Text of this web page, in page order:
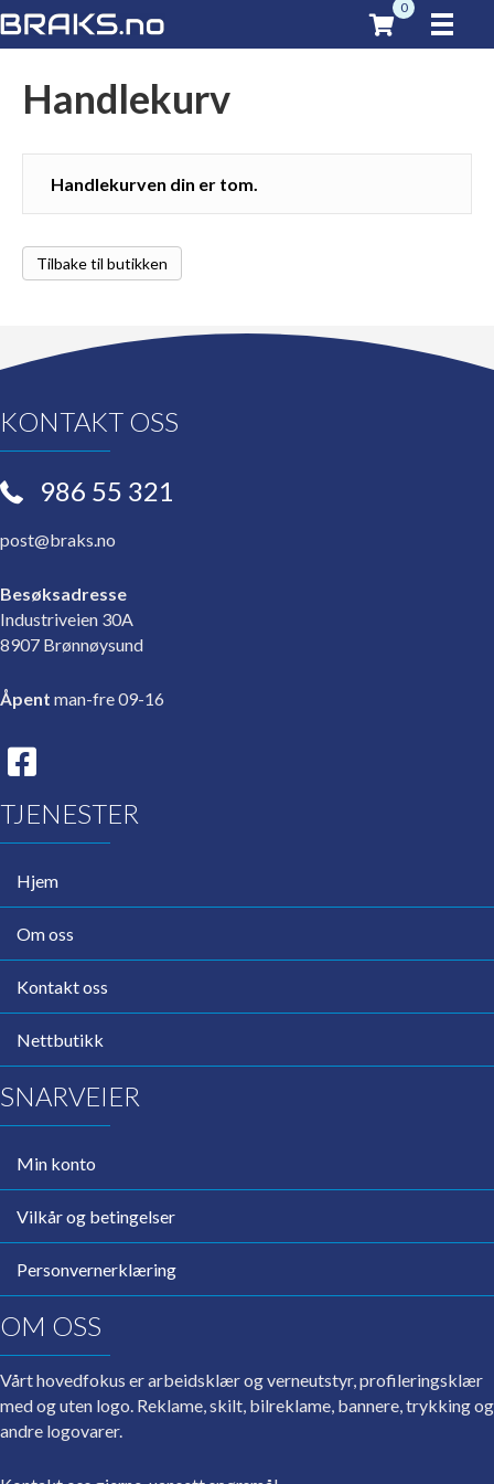
0
Handlekurv
Handlekurven din er tom.
Tilbake til butikken
KONTAKT OSS
986 55 321
post@braks.no
Besøksadresse
Industriveien 30A
8907 Brønnøysund
Åpent man-fre 09-16
TJENESTER
Hjem
Om oss
Kontakt oss
Nettbutikk
SNARVEIER
Min konto
Vilkår og betingelser
Personvernerklæring
OM OSS
Vårt hovedfokus er arbeidsklær og verneutstyr, profileringsklær
med og uten logo. Reklame, skilt, bilreklame, bannere, trykking og
andre logovarer.